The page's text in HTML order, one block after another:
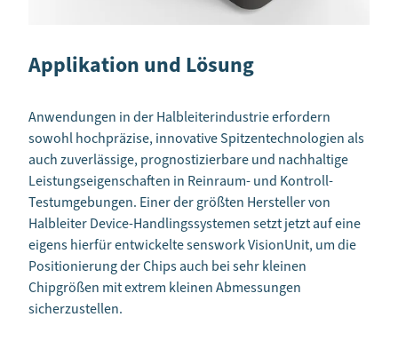
Applikation und Lösung
Anwendungen in der Halbleiterindustrie erfordern
sowohl hochpräzise, innovative Spitzentechnologien als
auch zuverlässige, prognostizierbare und nachhaltige
Leistungseigenschaften in Reinraum- und Kontroll-
Testumgebungen. Einer der größten Hersteller von
Halbleiter Device-Handlingssystemen setzt jetzt auf eine
eigens hierfür entwickelte senswork VisionUnit, um die
Positionierung der Chips auch bei sehr kleinen
Chipgrößen mit extrem kleinen Abmessungen
sicherzustellen.